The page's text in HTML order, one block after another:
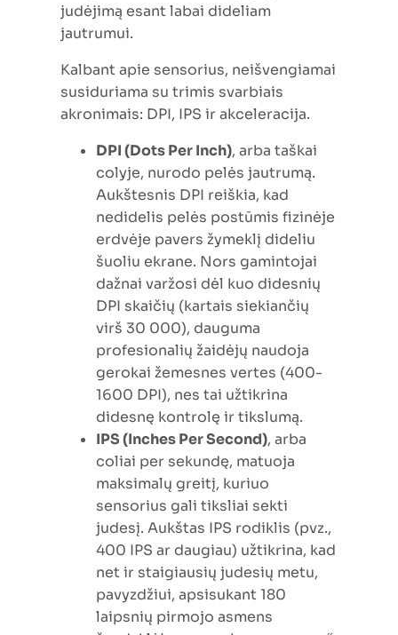
judėjimą esant labai dideliam
jautrumui.
Kalbant apie sensorius, neišvengiamai
susiduriama su trimis svarbiais
akronimais: DPI, IPS ir akceleracija.
DPI (Dots Per Inch), arba taškai
colyje, nurodo pelės jautrumą.
Aukštesnis DPI reiškia, kad
nedidelis pelės postūmis fizinėje
erdvėje pavers žymeklį dideliu
šuoliu ekrane. Nors gamintojai
dažnai varžosi dėl kuo didesnių
DPI skaičių (kartais siekiančių
virš 30 000), dauguma
profesionalių žaidėjų naudoja
gerokai žemesnes vertes (400-
1600 DPI), nes tai užtikrina
didesnę kontrolę ir tikslumą.
IPS (Inches Per Second), arba
coliai per sekundę, matuoja
maksimalų greitį, kuriuo
sensorius gali tiksliai sekti
judesį. Aukštas IPS rodiklis (pvz.,
400 IPS ar daugiau) užtikrina, kad
net ir staigiausių judesių metu,
pavyzdžiui, apsisukant 180
laipsnių pirmojo asmens